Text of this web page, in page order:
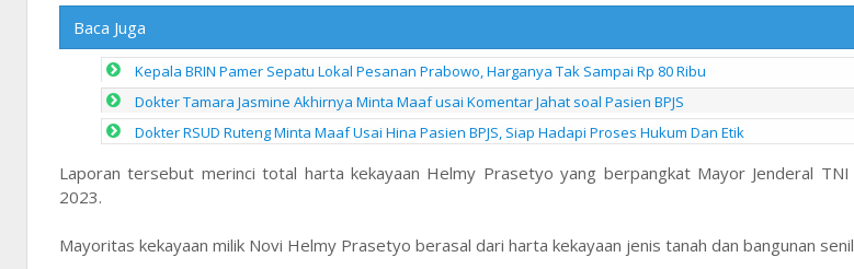
Baca Juga
Kepala BRIN Pamer Sepatu Lokal Pesanan Prabowo, Harganya Tak Sampai Rp 80 Ribu
Dokter Tamara Jasmine Akhirnya Minta Maaf usai Komentar Jahat soal Pasien BPJS
Dokter RSUD Ruteng Minta Maaf Usai Hina Pasien BPJS, Siap Hadapi Proses Hukum Dan Etik
Laporan tersebut merinci total harta kekayaan Helmy Prasetyo yang berpangkat Mayor Jenderal TNI
2023.
Mayoritas kekayaan milik Novi Helmy Prasetyo berasal dari harta kekayaan jenis tanah dan bangunan